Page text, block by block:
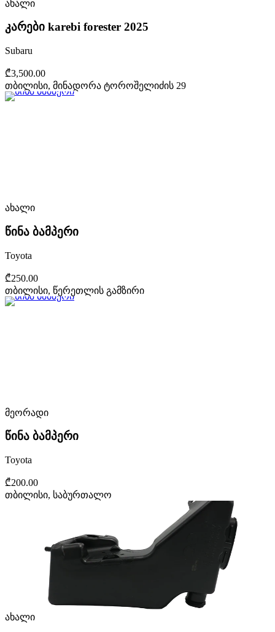
ახალი
კარები karebi forester 2025
Subaru
₾3,500.00
თბილისი, მინადორა ტოროშელიძის 29
ახალი
წინა ბამპერი
Toyota
₾250.00
თბილისი, წერეთლის გამზირი
მეორადი
წინა ბამპერი
Toyota
₾200.00
თბილისი, საბურთალო
ახალი